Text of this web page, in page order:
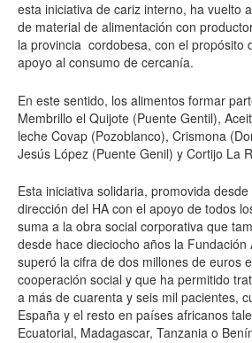
esta iniciativa de cariz interno, ha vuelto
de material de alimentación con
la provincia cordobesa, con el propósito
apoyo al consumo de cercanía.
En este sentido, los alimentos formar
Membrillo el Quijote (Puente Gentil),
leche Covap (Pozoblanco), Crismona
Jesús López (Puente Genil) y Cortijo La
Esta iniciativa solidaria, promovida
dirección del HA con el apoyo de todos
suma a la obra social corporativa que
desde hace dieciocho años la
superó la cifra de dos millones de euros
cooperación social y que ha permitido
a más de cuarenta y seis mil pacientes,
España y el resto en países africanos
Ecuatorial, Madagascar, Tanzania o